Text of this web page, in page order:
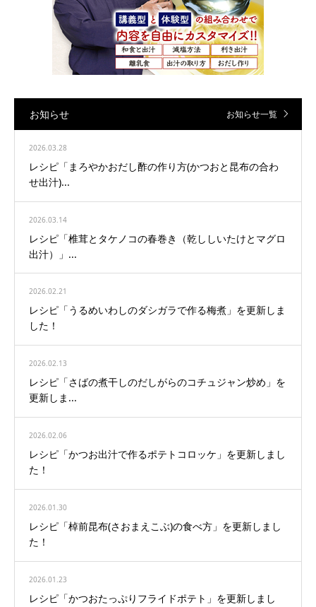
お知らせ お知らせ一覧
2026.03.28
レシピ「まろやかおだし酢の作り方(かつおと昆布の合わ
せ出汁)...
2026.03.14
レシピ「椎茸とタケノコの春巻き（乾ししいたけとマグロ
出汁）」...
2026.02.21
レシピ「うるめいわしのダシガラで作る梅煮」を更新しま
した！
2026.02.13
レシピ「さばの煮干しのだしがらのコチュジャン炒め」を
更新しま...
2026.02.06
レシピ「かつお出汁で作るポテトコロッケ」を更新しまし
た！
2026.01.30
レシピ「棹前昆布(さおまえこぶ)の食べ方」を更新しまし
た！
2026.01.23
レシピ「かつおたっぷりフライドポテト」を更新しまし